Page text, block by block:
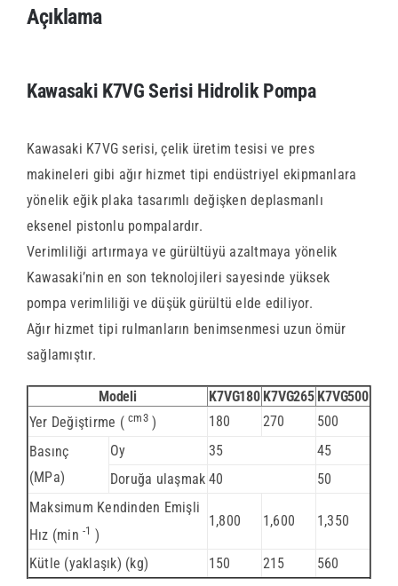
Açıklama
Kawasaki K7VG Serisi Hidrolik Pompa
Kawasaki K7VG serisi, çelik üretim tesisi ve pres
makineleri gibi ağır hizmet tipi endüstriyel ekipmanlara
yönelik eğik plaka tasarımlı değişken deplasmanlı
eksenel pistonlu pompalardır.
Verimliliği artırmaya ve gürültüyü azaltmaya yönelik
Kawasaki’nin en son teknolojileri sayesinde yüksek
pompa verimliliği ve düşük gürültü elde ediliyor.
Ağır hizmet tipi rulmanların benimsenmesi uzun ömür
sağlamıştır.
Modeli K7VG180 K7VG265 K7VG500
Yer Değiştirme (cm3) 180 270
500
Basınç
(MPa)
Oy 35
45
Doruğa ulaşmak 40
50
Maksimum Kendinden Emişli
Hız (min-1 )
1,800 1,600 1,350
Kütle (yaklaşık) (kg) 150 215 560